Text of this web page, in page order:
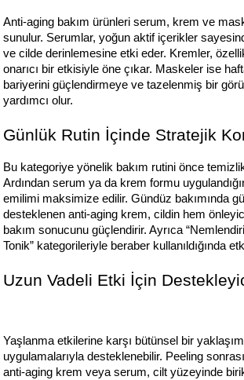
Anti‑aging bakım ürünleri serum, krem ve
sunulur. Serumlar, yoğun aktif içerikler
ve cilde derinlemesine etki eder. Kremler,
onarıcı bir etkisiyle öne çıkar. Maskeler ise
bariyerini güçlendirmeye ve tazelenmiş bir
yardımcı olur.
Günlük Rutin İçinde Stratejik
Bu kategoriye yönelik bakım rutini önce
Ardından serum ya da krem formu
emilimi maksimize edilir. Gündüz bakımında
desteklenen anti‑aging krem, cildin hem
bakım sonucunu güçlendirir. Ayrıca
Tonik” kategorileriyle beraber kullanıldığında
Uzun Vadeli Etki İçin
Yaşlanma etkilerine karşı bütünsel bir
uygulamalarıyla desteklenebilir. Peeling
anti‑aging krem veya serum, cilt yüzeyinde